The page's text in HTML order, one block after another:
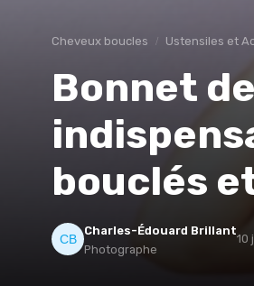
Cheveux boucles Ustensiles et
Bonnet
bouclés
Charles-Édouard Brillant
Photographe
10